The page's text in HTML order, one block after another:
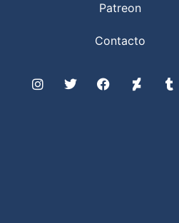
Patreon
Contacto